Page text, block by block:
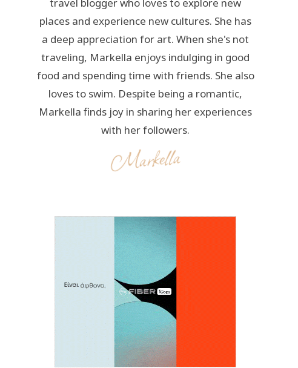
places and experience new cultures. She has
a deep appreciation for art. When she's not
traveling, Markella enjoys indulging in good
food and spending time with friends. She also
loves to swim. Despite being a romantic,
Markella finds joy in sharing her experiences
with her followers.